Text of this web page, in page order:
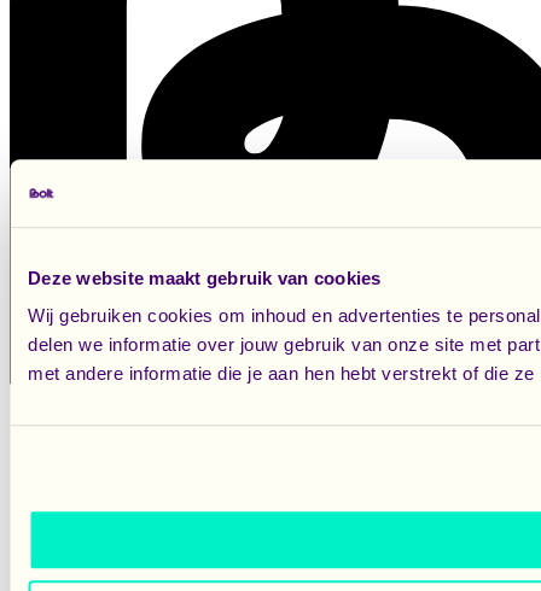
Deze website maakt gebruik van cookies
Wij gebruiken cookies om inhoud en advertenties te
delen we informatie over jouw gebruik van onze site met
met andere informatie die je aan hen hebt verstrekt of die